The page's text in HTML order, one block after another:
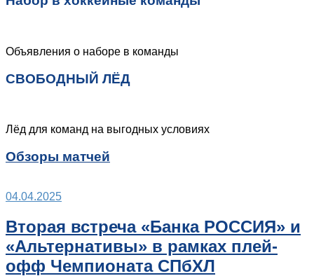
Объявления о наборе в команды
СВОБОДНЫЙ ЛЁД
Лёд для команд на выгодных условиях
Обзоры матчей
04.04.2025
Вторая встреча «Банка РОССИЯ» и
«Альтернативы» в рамках плей-
офф Чемпионата СПбХЛ